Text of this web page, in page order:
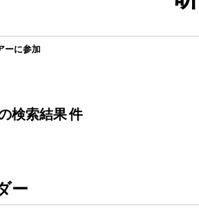
ーに参加
検索結果件
ー